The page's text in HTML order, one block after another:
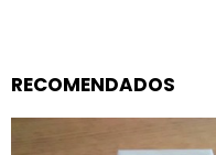
RECOMENDADOS